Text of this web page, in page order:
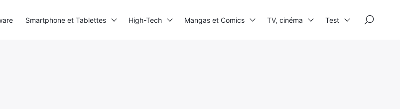
Smartphone et Tablettes High-Tech Mangas et Comics TV, cinéma Test